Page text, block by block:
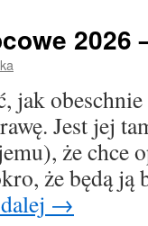
2026
jak
Jest jej
że chce
że będą ją
→